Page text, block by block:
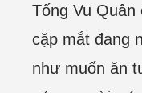
Tống Vu
cặp mắt đang
như muốn ăn